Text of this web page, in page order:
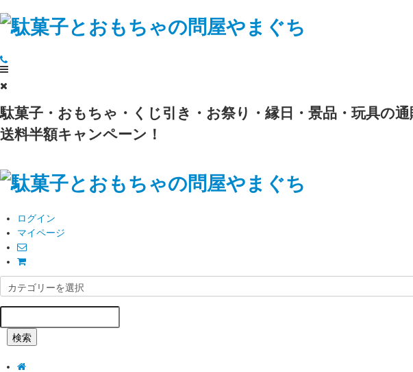
駄菓子・おもちゃ・くじ引き・お祭り・縁日・景品・玩具の
送料半額キャンペーン！
ログイン
マイページ
検索